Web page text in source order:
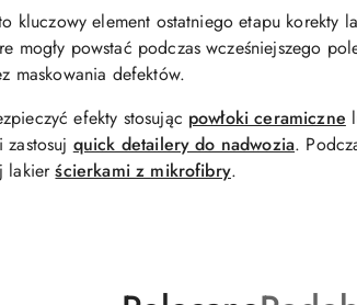
kluczowy element ostatniego etapu korekty
mogły powstać podczas wcześniejszego
maskowania defektów.
efekty stosując powłoki ceramiczne
zastosuj quick detailery do nadwozia.
lakierścierkami z mikrofibry.